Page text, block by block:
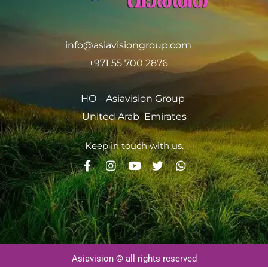
info@asiavisiongroup.com
+971 55 700 2876
HO – Asiavision Group
United Arab Emirates
Keep in touch with us.
Asiavision © all rights reserved